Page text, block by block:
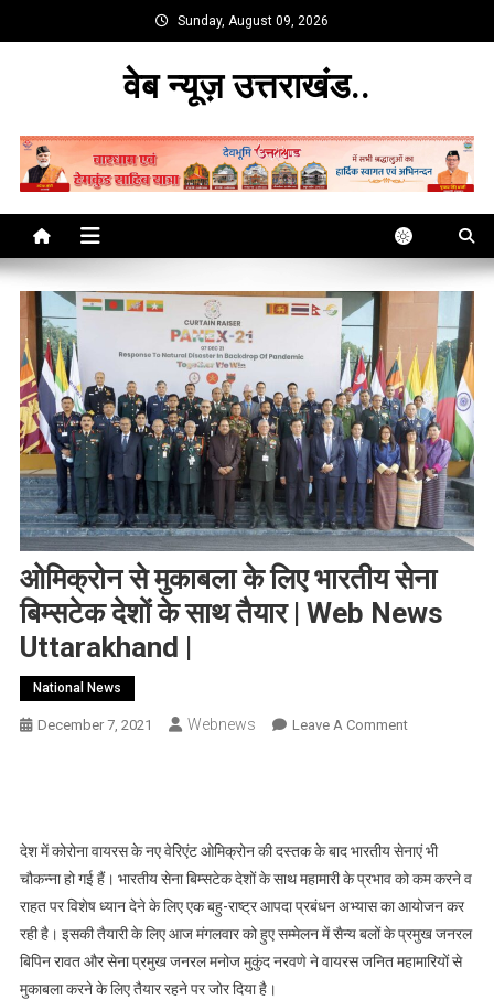
to
Sunday, August 09, 2026
वेब न्यूज़ उत्तराखंड..
ओमिक्रोन से मुकाबला के लिए भारतीय सेना
बिम्सटेक देशों के साथ तैयार | Web News
Uttarakhand |
National News
December 7, 2021 Webnews Leave A CommentOn
लिए
भारतीय
सेना
बिम्सटेक
देश में कोरोना वायरस के नए वेरिएंट ओमिक्रोन की दस्तक के बाद भारतीय सेनाएं भी
चौकन्ना हो गई हैं। भारतीय सेना बिम्सटेक देशों के साथ महामारी के प्रभाव को कम करने व
राहत पर विशेष ध्यान देने के लिए एक बहु-राष्ट्र आपदा प्रबंधन अभ्यास का आयोजन कर
रही है। इसकी तैयारी के लिए आज मंगलवार को हुए सम्मेलन में सैन्य बलों के प्रमुख जनरल
बिपिन रावत और सेना प्रमुख जनरल मनोज मुकुंद नरवणे ने वायरस जनित महामारियों से
मुकाबला करने के लिए तैयार रहने पर जोर दिया है।